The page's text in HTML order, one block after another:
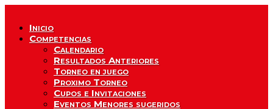
Inicio
Competencias
Calendario
Resultados Anteriores
Torneo en juego
Proximo Torneo
Cupos e Invitaciones
Eventos Menores sugeridos